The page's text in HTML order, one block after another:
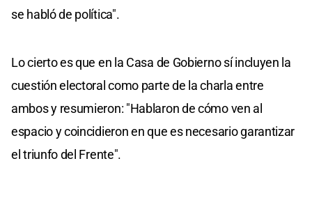
se habló de política".
Lo cierto es que en la Casa de Gobierno sí incluyen la
cuestión electoral como parte de la charla entre
ambos y resumieron: "Hablaron de cómo ven al
espacio y coincidieron en que es necesario garantizar
el triunfo del Frente".